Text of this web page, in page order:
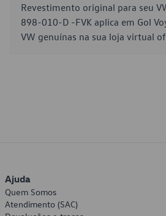
Revestimento original para seu
898-010-D -FVK aplica em Gol
VW genuínas na sua loja virtual
Ajuda
Quem Somos
Atendimento (SAC)